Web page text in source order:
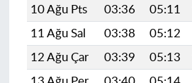
10 Ağu Pts
03:36 05:11
11 Ağu Sal
03:38 05:12
12 Ağu Çar
03:39 05:13